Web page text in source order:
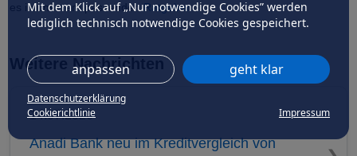
Mit dem Klick auf „Nur notwendige Cookies” werden
lediglich technisch notwendige Cookies gespeichert.
anpassen geht klar
Datenschutzerklärung
Cookierichtlinie
Impressum
es in unserem passendenRatgeber.
Weitere Nachrichten
14.07.2026
Anadi Bank neu im Kreditvergleich von